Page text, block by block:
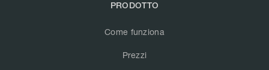
PRODOTTO
Come funziona
Prezzi